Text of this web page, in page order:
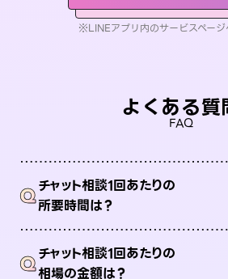
※LINEアプリ内のサービスページ
よくある質
FAQ
Qチャット相談1回あたりの
所要時間は？
Qチャット相談1回あたりの
相場の金額は？